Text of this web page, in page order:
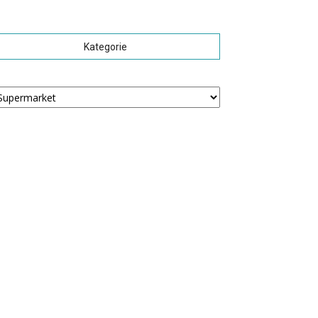
Kategorie